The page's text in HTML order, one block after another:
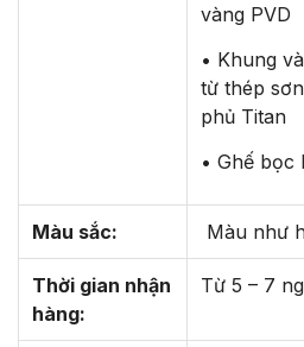
vàng PVD
• Khung
từ thép
phủ Titan
• Ghế bọc
Màu sắc: Màu như
Thời gian nhận
hàng:
Từ 5 – 7